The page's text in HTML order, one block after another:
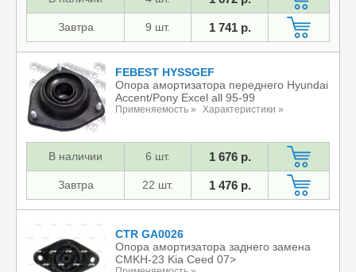
Завтра 9 шт. 1 741 р.
FEBEST HYSSGEF
Опора амортизатора переднего Hyundai
Accent/Pony Excel all 95-99
Применяемость » Характеристики »
В наличии 6 шт. 1 676 р.
Завтра 22 шт. 1 476 р.
CTR GA0026
Опора амортизатора заднего замена
CMKH-23 Kia Ceed 07>